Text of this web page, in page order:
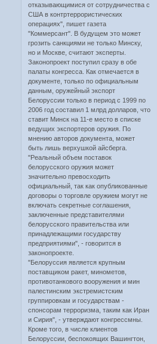
отказывающимися от сотрудничества с
США в контртеррористических
операциях", пишет газета
"Коммерсант". В будущем это может
грозить санкциями не только Минску,
но и Москве, считают эксперты.
Законопроект поступил сразу в обе
палаты конгресса. Как отмечается в
документе, только по официальным
данным, оружейный экспорт
Белоруссии только в период с 1999 по
2006 год составил 1 млрд долларов, что
ставит Минск на 11-е место в списке
ведущих экспортеров оружия. По
мнению авторов документа, может
быть лишь верхушкой айсберга.
"Реальный объем поставок
белорусского оружия может
значительно превосходить
официальный, так как опубликованные
договоры о торговле оружием могут не
включать секретные соглашения,
заключенные представителями
белорусского правительства или
принадлежащими государству
предприятиями", - говорится в
законопроекте.
"Белоруссия является крупным
поставщиком ракет, минометов,
противотанкового вооружения и мин
палестинским экстремистским
группировкам и государствам -
спонсорам терроризма, таким как Иран
и Сирия", - утверждают конгрессмны.
Кроме того, в числе клиентов
Белоруссии, беспокоящих Вашингтон,